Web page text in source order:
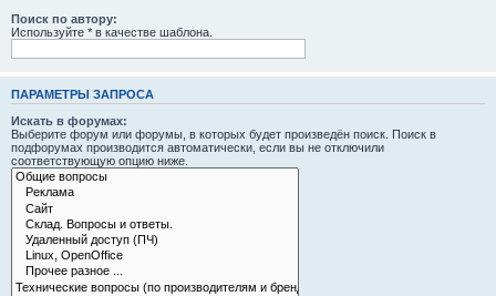
Поиск по автору:
Используйте * в качестве шаблона.
ПАРАМЕТРЫ ЗАПРОСА
Искать в форумах:
Выберите форум или форумы, в которых будет произведён поиск. Поиск в
подфорумах производится автоматически, если вы не отключили
соответствующую опцию ниже.